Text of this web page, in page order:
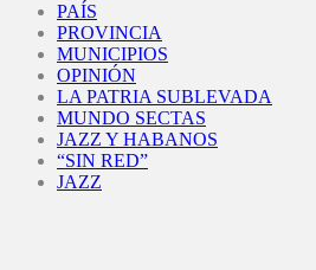
PAÍS
PROVINCIA
MUNICIPIOS
OPINIÓN
LA PATRIA SUBLEVADA
MUNDO SECTAS
JAZZ Y HABANOS
“SIN RED”
JAZZ